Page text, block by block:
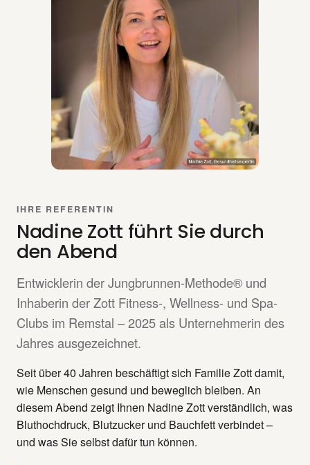
IHRE REFERENTIN
Nadine Zott führt Sie durch
den Abend
Entwicklerin der Jungbrunnen-Methode® und
Inhaberin der Zott Fitness-, Wellness- und Spa-
Clubs im Remstal – 2025 als Unternehmerin des
Jahres ausgezeichnet.
Seit über 40 Jahren beschäftigt sich Familie Zott damit,
wie Menschen gesund und beweglich bleiben. An
diesem Abend zeigt Ihnen Nadine Zott verständlich, was
Bluthochdruck, Blutzucker und Bauchfett verbindet –
und was Sie selbst dafür tun können.